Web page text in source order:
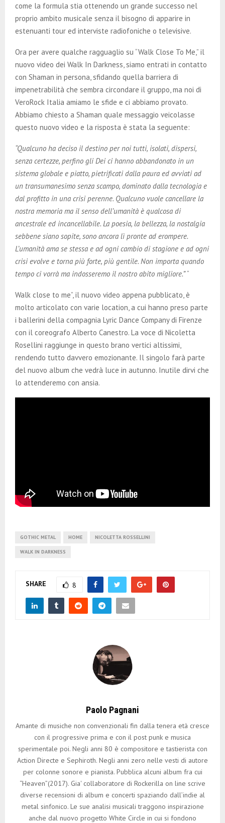
come la formula stia ottenendo un grande successo nel
proprio ambito musicale senza il bisogno di apparire in
estenuanti tour ed interviste radiofoniche o televisive.
Ora per avere qualche ragguaglio su “Walk Close To Me,” il
nuovo video dei Walk In Darkness, siamo entrati in contatto
con Shaman in persona, sfidando quella barriera di
impenetrabilità che sembra circondare il gruppo, ma noi di
VeroRock Italia amiamo le sfide e ci abbiamo provato.
Abbiamo chiesto a Shaman quale messaggio veicolasse
questo nuovo video e la risposta è stata la seguente:
“Qualcuno ha deciso il destino per noi tutti, isolati, dispersi,
senza certezze, perfino gli Dei ci hanno abbandonato in un
sistema globale e piatto, pietrificati dalla paura ed avviati ad
un transumanesimo senza scampo, dominato dalla tecnologia e
dal profitto in una crisi perenne. Qualcuno vuole cancellare la
nostra memoria ma il senso dell’umanità è qualcosa di
ancestrale ed incancellabile. La poesia, la bellezza, la nostalgia
sebbene siano sopite, sono ancora lì pronte ad erompere.
L’umanità ama se stessa e ad ogni cambio di stagione e ad ogni
crisi evolve e torna più forte, più gentile. Non importa quando
tempo ci vorrà ma indosseremo il nostro abito migliore.”“
Walk close to me”, il nuovo video appena pubblicato, è
molto articolato con varie location, a cui hanno preso parte
i ballerini della compagnia Lyric Dance Company di Firenze
con il coreografo Alberto Canestro. La voce di Nicoletta
Rosellini raggiunge in questo brano vertici altissimi,
rendendo tutto davvero emozionante. Il singolo farà parte
del nuovo album che vedrà luce in autunno. Inutile dirvi che
lo attenderemo con ansia.
GOTHIC METAL HOME NICOLETTA ROSSELLINI
WALK IN DARKNESS
SHARE 8
Paolo Pagnani
Amante di musiche non convenzionali fin dalla tenera età cresce
con il progressive prima e con il post punk e musica
sperimentale poi. Negli anni 80 è compositore e tastierista con
Action Directe e Sephiroth. Negli anni zero nelle vesti di autore
per colonne sonore e pianista. Pubblica alcuni album fra cui
“Heaven”(2017). Gia' collaboratore di Rockerilla on line scrive
diverse recensioni di album e concerti spaziando dall’indie al
metal sinfonico. Le sue analisi musicali traggono inspirazione
anche dal nuovo progetto White Circle in cui si fondono